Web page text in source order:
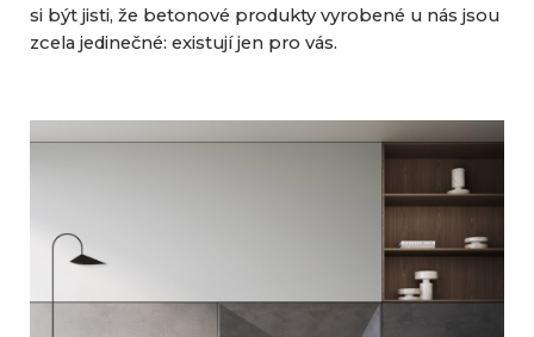
si být jisti, že betonové produkty vyrobené u nás jsou
zcela jedinečné: existují jen pro vás.